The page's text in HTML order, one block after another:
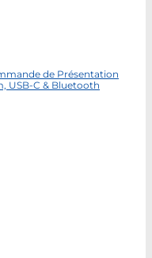
de Présentation
USB-C & Bluetooth